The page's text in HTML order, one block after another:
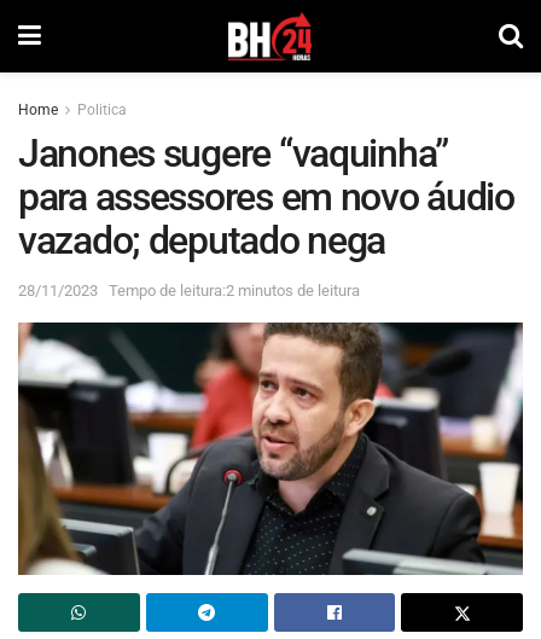
Home Politica
Janones sugere “vaquinha”
para assessores em novo áudio
vazado; deputado nega
28/11/2023 Tempo de leitura:2 minutos de leitura